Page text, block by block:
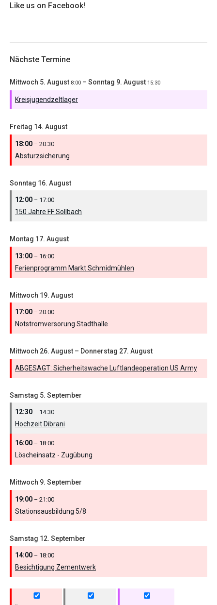
Like us on Facebook!
Nächste Termine
Mittwoch 5. August 8:00 – Sonntag 9. August 15:30
Kreisjugendzeltlager
Freitag 14. August
18:00 – 20:30
Absturzsicherung
Sonntag 16. August
12:00 – 17:00
150 Jahre FF Sollbach
Montag 17. August
13:00 – 16:00
Ferienprogramm Markt Schmidmühlen
Mittwoch 19. August
17:00 – 20:00
Notstromversorung Stadthalle
Mittwoch 26. August – Donnerstag 27. August
ABGESAGT: Sicherheitswache Luftlandeoperation US Army
Samstag 5. September
12:30 – 14:30
Hochzeit Dibrani
16:00 – 18:00
Löscheinsatz - Zugübung
Mittwoch 9. September
19:00 – 21:00
Stationsausbildung 5/8
Samstag 12. September
14:00 – 18:00
Besichtigung Zementwerk